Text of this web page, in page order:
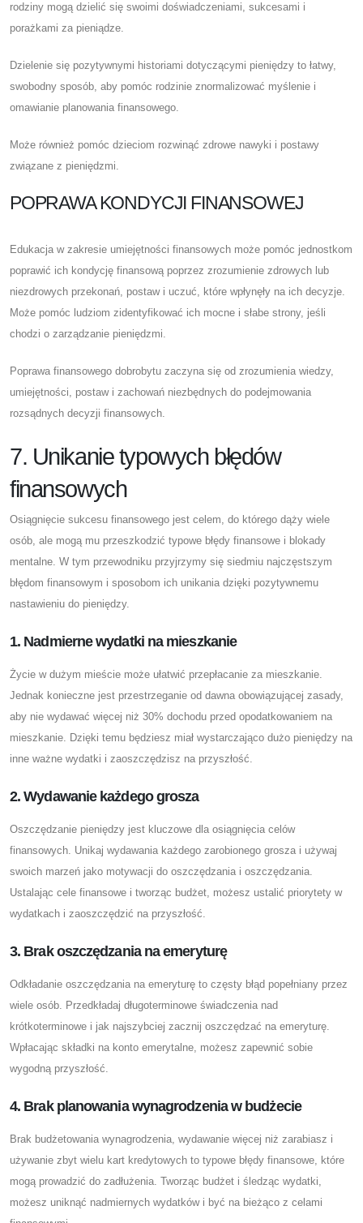
rodziny mogą dzielić się swoimi doświadczeniami, sukcesami i
porażkami za pieniądze.
Dzielenie się pozytywnymi historiami dotyczącymi pieniędzy to łatwy,
swobodny sposób, aby pomóc rodzinie znormalizować myślenie i
omawianie planowania finansowego.
Może również pomóc dzieciom rozwinąć zdrowe nawyki i postawy
związane z pieniędzmi.
POPRAWA KONDYCJI FINANSOWEJ
Edukacja w zakresie umiejętności finansowych może pomóc jednostkom
poprawić ich kondycję finansową poprzez zrozumienie zdrowych lub
niezdrowych przekonań, postaw i uczuć, które wpłynęły na ich decyzje.
Może pomóc ludziom zidentyfikować ich mocne i słabe strony, jeśli
chodzi o zarządzanie pieniędzmi.
Poprawa finansowego dobrobytu zaczyna się od zrozumienia wiedzy,
umiejętności, postaw i zachowań niezbędnych do podejmowania
rozsądnych decyzji finansowych.
7. Unikanie typowych błędów
finansowych
Osiągnięcie sukcesu finansowego jest celem, do którego dąży wiele
osób, ale mogą mu przeszkodzić typowe błędy finansowe i blokady
mentalne. W tym przewodniku przyjrzymy się siedmiu najczęstszym
błędom finansowym i sposobom ich unikania dzięki pozytywnemu
nastawieniu do pieniędzy.
1. Nadmierne wydatki na mieszkanie
Życie w dużym mieście może ułatwić przepłacanie za mieszkanie.
Jednak konieczne jest przestrzeganie od dawna obowiązującej zasady,
aby nie wydawać więcej niż 30% dochodu przed opodatkowaniem na
mieszkanie. Dzięki temu będziesz miał wystarczająco dużo pieniędzy na
inne ważne wydatki i zaoszczędzisz na przyszłość.
2. Wydawanie każdego grosza
Oszczędzanie pieniędzy jest kluczowe dla osiągnięcia celów
finansowych. Unikaj wydawania każdego zarobionego grosza i używaj
swoich marzeń jako motywacji do oszczędzania i oszczędzania.
Ustalając cele finansowe i tworząc budżet, możesz ustalić priorytety w
wydatkach i zaoszczędzić na przyszłość.
3. Brak oszczędzania na emeryturę
Odkładanie oszczędzania na emeryturę to częsty błąd popełniany przez
wiele osób. Przedkładaj długoterminowe świadczenia nad
krótkoterminowe i jak najszybciej zacznij oszczędzać na emeryturę.
Wpłacając składki na konto emerytalne, możesz zapewnić sobie
wygodną przyszłość.
4. Brak planowania wynagrodzenia w budżecie
Brak budżetowania wynagrodzenia, wydawanie więcej niż zarabiasz i
używanie zbyt wielu kart kredytowych to typowe błędy finansowe, które
mogą prowadzić do zadłużenia. Tworząc budżet i śledząc wydatki,
możesz uniknąć nadmiernych wydatków i być na bieżąco z celami